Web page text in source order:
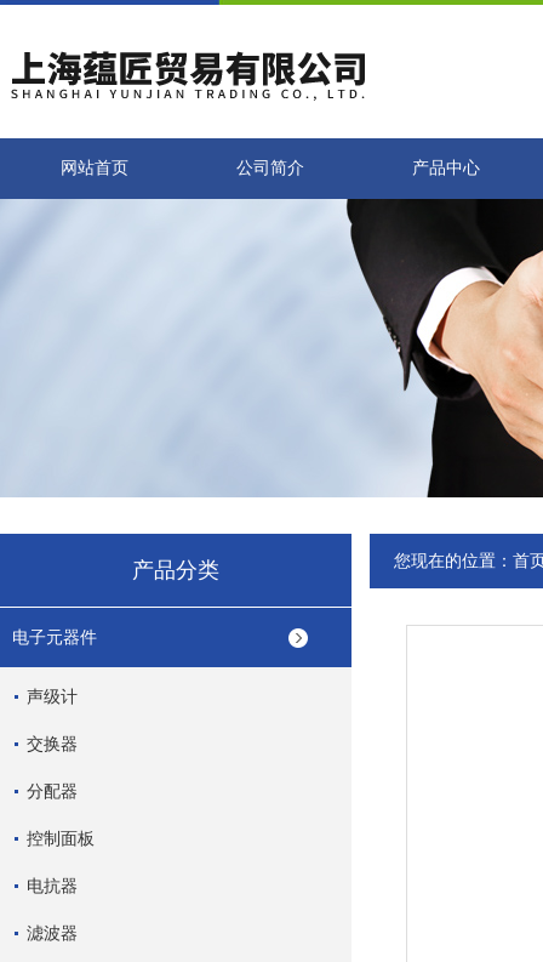
网站首页 公司简介 产品中心
产品分类
电子元器件
声级计
交换器
分配器
控制面板
电抗器
滤波器
您现在的位置： 首